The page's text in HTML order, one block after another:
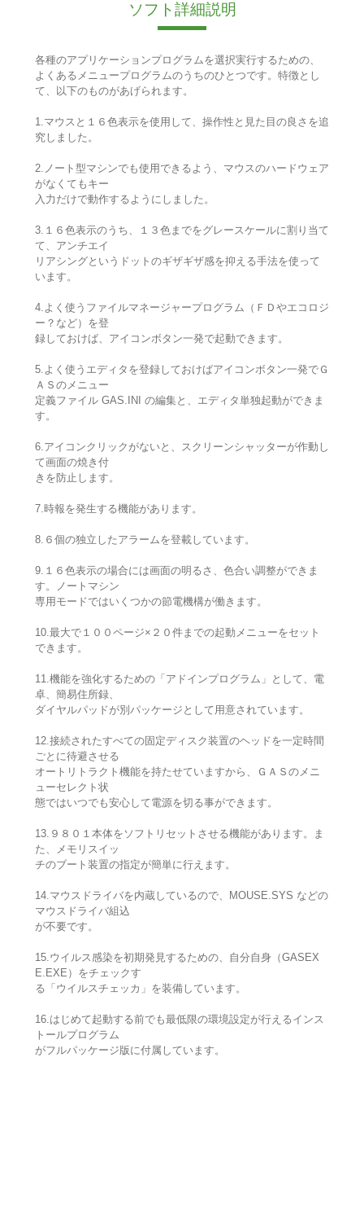
ソフト詳細説明
各種のアプリケーションプログラムを選択実行するための、
よくあるメニュープログラムのうちのひとつです。特徴とし
て、以下のものがあげられます。
1.マウスと１６色表示を使用して、操作性と見た目の良さを追
究しました。
2.ノート型マシンでも使用できるよう、マウスのハードウェア
がなくてもキー
入力だけで動作するようにしました。
3.１６色表示のうち、１３色までをグレースケールに割り当て
て、アンチエイ
リアシングというドットのギザギザ感を抑える手法を使って
います。
4.よく使うファイルマネージャープログラム（ＦＤやエコロジ
ー？など）を登
録しておけば、アイコンボタン一発で起動できます。
5.よく使うエディタを登録しておけばアイコンボタン一発でＧ
ＡＳのメニュー
定義ファイル GAS.INI の編集と、エディタ単独起動ができま
す。
6.アイコンクリックがないと、スクリーンシャッターが作動し
て画面の焼き付
きを防止します。
7.時報を発生する機能があります。
8.６個の独立したアラームを登載しています。
9.１６色表示の場合には画面の明るさ、色合い調整ができま
す。ノートマシン
専用モードではいくつかの節電機構が働きます。
10.最大で１００ページ×２０件までの起動メニューをセット
できます。
11.機能を強化するための「アドインプログラム」として、電
卓、簡易住所録、
ダイヤルパッドが別パッケージとして用意されています。
12.接続されたすべての固定ディスク装置のヘッドを一定時間
ごとに待避させる
オートリトラクト機能を持たせていますから、ＧＡＳのメニ
ューセレクト状
態ではいつでも安心して電源を切る事ができます。
13.９８０１本体をソフトリセットさせる機能があります。ま
た、メモリスイッ
チのブート装置の指定が簡単に行えます。
14.マウスドライバを内蔵しているので、MOUSE.SYS などの
マウスドライバ組込
が不要です。
15.ウイルス感染を初期発見するための、自分自身（GASEX
E.EXE）をチェックす
る「ウイルスチェッカ」を装備しています。
16.はじめて起動する前でも最低限の環境設定が行えるインス
トールプログラム
がフルパッケージ版に付属しています。